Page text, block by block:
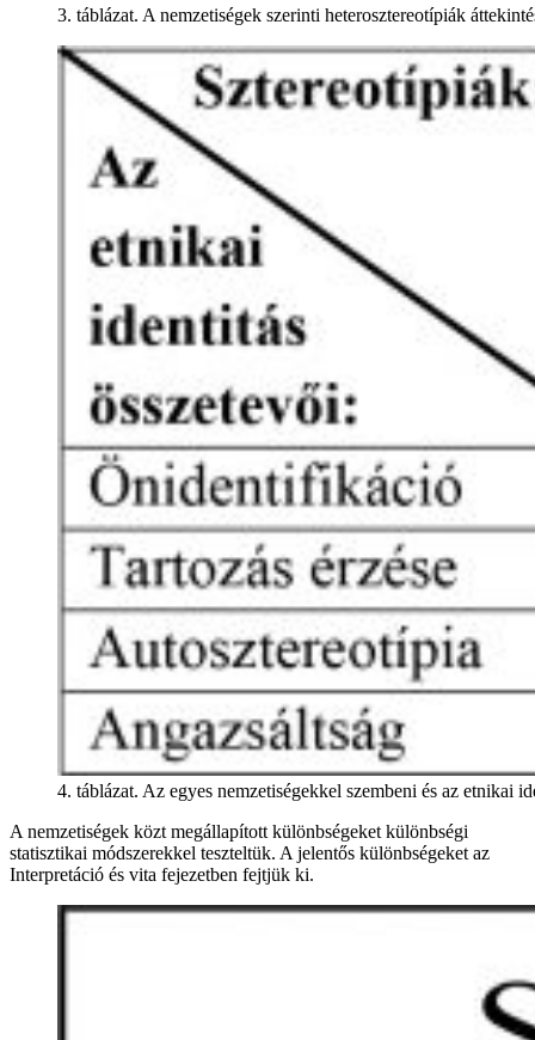
3. táblázat. A nemzetiségek szerinti heterosztereotípiák
4. táblázat. Az egyes nemzetiségekkel szembeni és az etnikai
A nemzetiségek közt megállapított különbségeket különbségi
statisztikai módszerekkel teszteltük. A jelentős különbségeket az
Interpretáció és vita fejezetben fejtjük ki.